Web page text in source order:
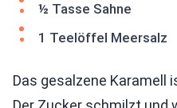
½ Tasse Sahne
1 Teelöffel Meersalz
Das gesalzene Karamell